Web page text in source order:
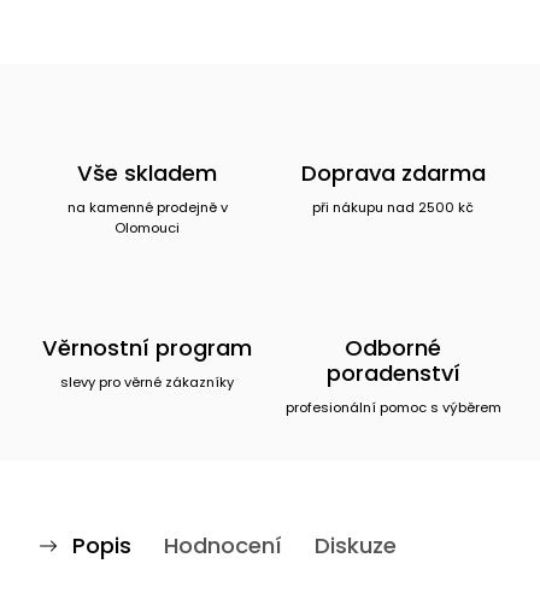
Vše skladem
na kamenné prodejně v
Olomouci
Doprava zdarma
při nákupu nad 2500 kč
Věrnostní program
slevy pro věrné zákazníky
Odborné
poradenství
profesionální pomoc s výběrem
Popis Hodnocení Diskuze